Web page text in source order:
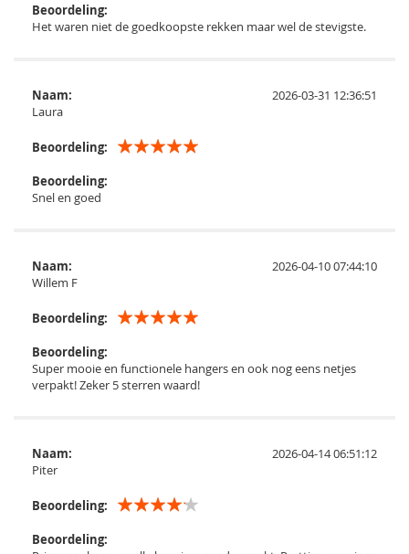
Beoordeling:
Het waren niet de goedkoopste rekken maar wel de stevigste.
2026-03-31 12:36:51
Naam:
Laura
Beoordeling:
Beoordeling:
Snel en goed
2026-04-10 07:44:10
Naam:
Willem F
Beoordeling:
Beoordeling:
Super mooie en functionele hangers en ook nog eens netjes
verpakt! Zeker 5 sterren waard!
2026-04-14 06:51:12
Naam:
Piter
Beoordeling:
Beoordeling: